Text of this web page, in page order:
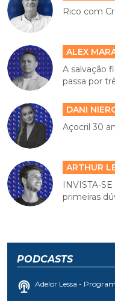
Rico com
ALEX
A salvação
passa por
DANI
Açocril 30
ARTHUR
INVISTA-
primeiras
PODCASTS
Adelor Lessa -